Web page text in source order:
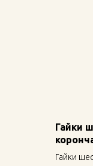
Гайки
33046-80
Гайки